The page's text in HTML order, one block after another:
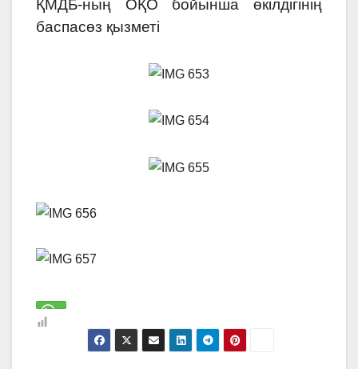
ҚМДБ-ның ОҚО бойынша өкілдігінің
баспасөз қызметі